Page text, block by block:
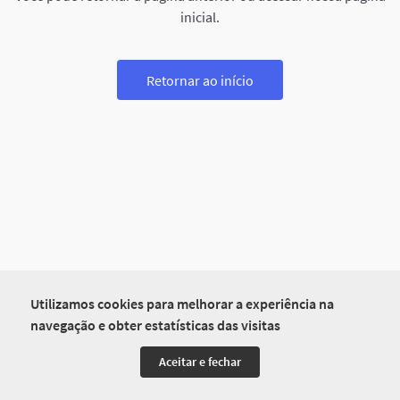
Utilizamos cookies para melhorar a experiência na
navegação e obter estatísticas das visitas
Aceitar e fechar
inicial.
Retornar ao início